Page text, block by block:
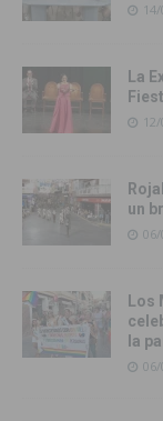
La
un
06/
Los
la
06/